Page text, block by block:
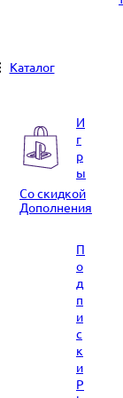
Каталог
И
г
р
ы
Со скидкой
Дополнения
П
о
д
п
и
с
к
и
P